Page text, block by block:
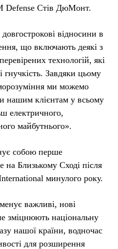
Defense Стів ДюМонт.
відносини в
що включають деякі з
технологій, які
гнучкість. Завдяки цьому
ми можемо
нашим клієнтам у всьому
електричного,
майбутнього».
собою перше
на Близькому Сході після
минулого року.
важливі, нові
зміцнюють національну
нашої країни, водночас
для розширення